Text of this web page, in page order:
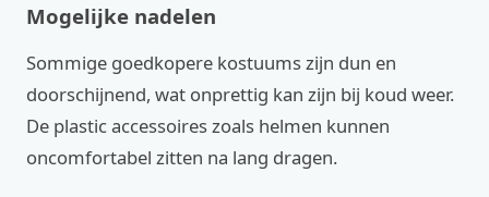
Mogelijke nadelen
Sommige goedkopere kostuums zijn dun en
doorschijnend, wat onprettig kan zijn bij koud weer.
De plastic accessoires zoals helmen kunnen
oncomfortabel zitten na lang dragen.